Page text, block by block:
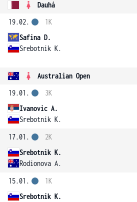
Dauhá
19.02.
Safina D.
Srebotnik K.
1K
Australian Open
19.01.
Ivanovic A.
Srebotnik K.
3K
17.01.
Srebotnik K.
Rodionova A.
2K
15.01.
Srebotnik K.
1K